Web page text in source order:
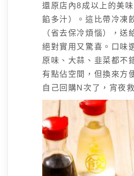
還原店內8成以上的美
餡多汁）。這比帶冷凍
（省去保冷煩惱），送
絕對實用又驚喜。口味
原味、大蒜、韭菜都不
有點佔空間，但換來方
自己回購N次了，宵夜救